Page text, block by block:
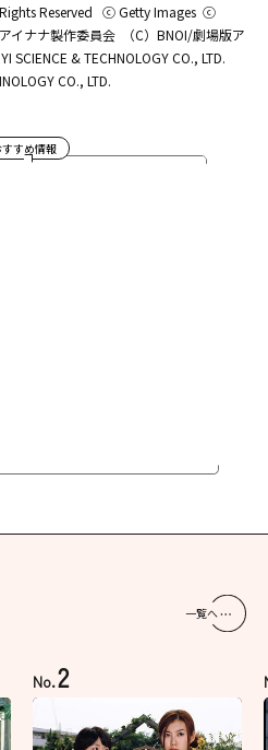
Reserved ⓒ Getty Images ⓒ
イナナ製作委員会
（C）BNOI/劇場版ア
SCIENCE & TECHNOLOGY CO., LTD.
CO., LTD.
すすめ情報
一覧へ
No.2